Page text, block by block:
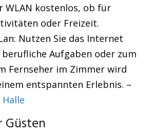
WLAN kostenlos, ob für
oder Freizeit.
Nutzen Sie das Internet
Aufgaben oder zum
Fernseher im Zimmer wird
entspannten Erlebnis. –
Güsten